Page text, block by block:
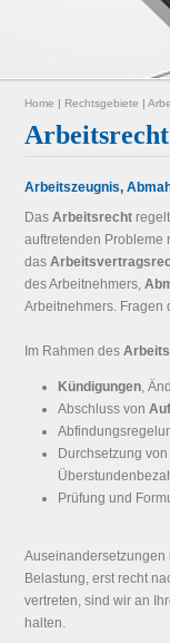
Home | Rechtsgebiete |
Arbeitsrecht
Arbeitszeugnis,
Das Arbeitsrecht
auftretenden Probleme
das
des Arbeitnehmers,
Arbeitnehmers. Fragen
Im Rahmen des
Kündigungen,
Abschluss von
Durchsetzung
Prüfung und
Auseinandersetzungen
Belastung, erst recht
vertreten, sind wir an
halten.